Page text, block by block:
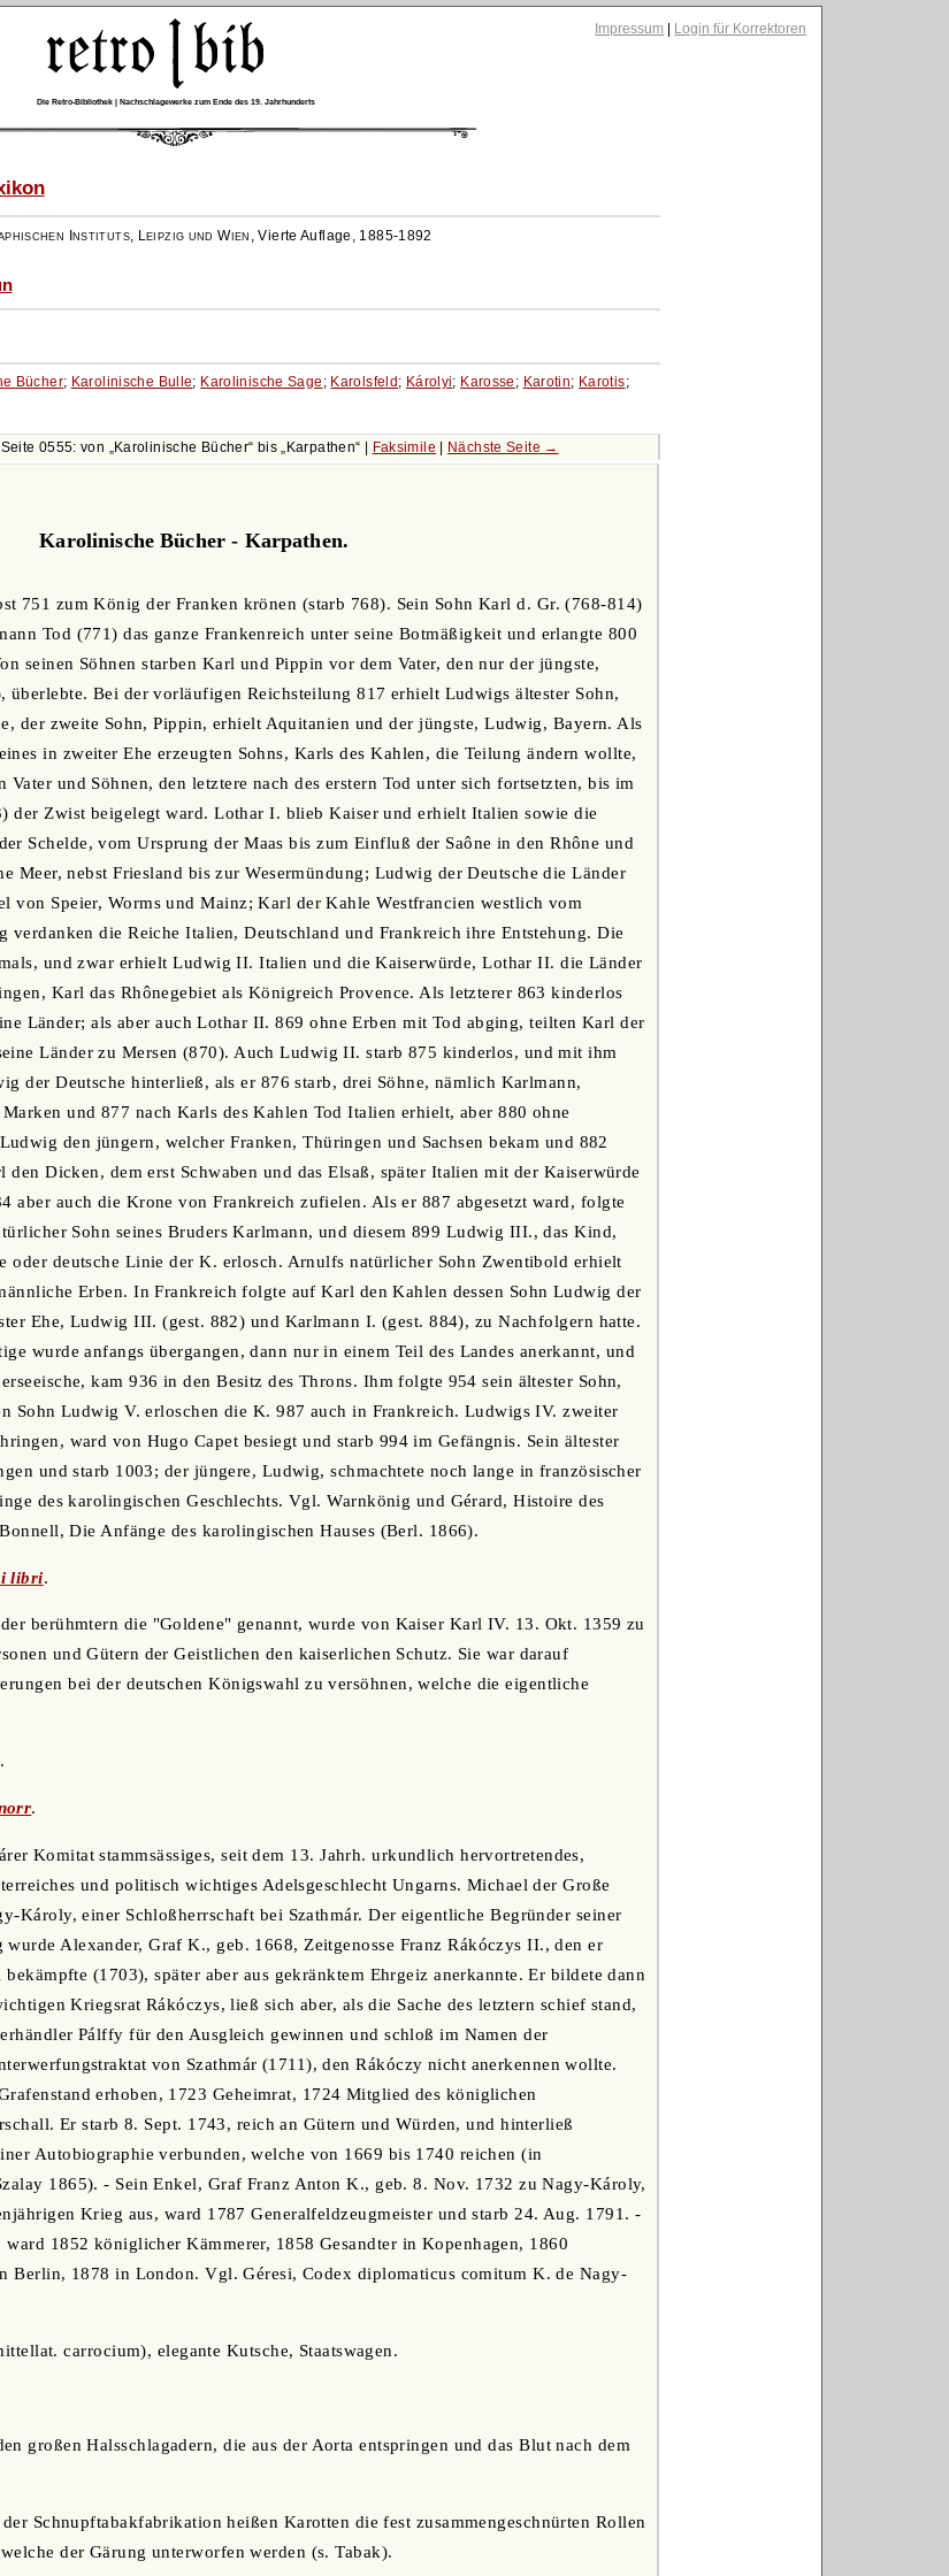
Impressum Login für Korrektoren
Die Retro-Bibliothek | Nachschlagewerke zum Ende des 19. Jahrhunderts
Instituts, Leipzig und Wien ,Vierte Auflage, 1885-1892
Bücher; Karolinische Bulle; Karolinische Sage ; Karolsfeld; Károlyi; Karosse ; Karotin; Karotis;
Seite 0555: von Karolinische Bücher bis Karpathen Faksimile Nächste Seite →
Karolinische Bücher - Karpathen.
751 zum König der Franken krönen (starb 768). Sein Sohn Karl d. Gr. (768-814)
Tod (771) das ganze Frankenreich unter seine Botmäßigkeit und erlangte 800
seinen Söhnen starben Karl und Pippin vor dem Vater, den nur der jüngste,
Bei der vorläufigen Reichsteilung 817 erhielt Ludwigs ältester Sohn,
der zweite Sohn, Pippin, erhielt Aquitanien und der jüngste, Ludwig, Bayern. Als
in zweiter Ehe erzeugten Sohns, Karls des Kahlen, die Teilung ändern wollte,
Vater und Söhnen, den letztere nach des erstern Tod unter sich fortsetzten, bis im
der Zwist beigelegt ward. Lothar I. blieb Kaiser und erhielt Italien sowie die
Schelde, vom Ursprung der Maas bis zum Einfluß der Saône in den Rhône und
Meer, nebst Friesland bis zur Wesermündung; Ludwig der Deutsche die Länder
von Speier, Worms und Mainz; Karl der Kahle Westfrancien westlich vom
verdanken die Reiche Italien, Deutschland und Frankreich ihre Entstehung. Die
und zwar erhielt Ludwig II. Italien und die Kaiserwürde, Lothar II. die Länder
Karl das Rhônegebiet als Königreich Provence. Als letzterer 863 kinderlos
Länder; als aber auch Lothar II. 869 ohne Erben mit Tod abging, teilten Karl der
Länder zu Mersen (870). Auch Ludwig II. starb 875 kinderlos, und mit ihm
der Deutsche hinterließ, als er 876 starb, drei Söhne, nämlich Karlmann,
und 877 nach Karls des Kahlen Tod Italien erhielt, aber 880 ohne
den jüngern, welcher Franken, Thüringen und Sachsen bekam und 882
Dicken, dem erst Schwaben und das Elsaß, später Italien mit der Kaiserwürde
aber auch die Krone von Frankreich zufielen. Als er 887 abgesetzt ward, folgte
Sohn seines Bruders Karlmann, und diesem 899 Ludwig III., das Kind,
oder deutsche Linie der K. erlosch. Arnulfs natürlicher Sohn Zwentibold erhielt
Erben. In Frankreich folgte auf Karl den Kahlen dessen Sohn Ludwig der
Ehe, Ludwig III. (gest. 882) und Karlmann I. (gest. 884), zu Nachfolgern hatte.
wurde anfangs übergangen, dann nur in einem Teil des Landes anerkannt, und
kam 936 in den Besitz des Throns. Ihm folgte 954 sein ältester Sohn,
Sohn Ludwig V. erloschen die K. 987 auch in Frankreich. Ludwigs IV. zweiter
ward von Hugo Capet besiegt und starb 994 im Gefängnis. Sein ältester
und starb 1003; der jüngere, Ludwig, schmachtete noch lange in französischer
des karolingischen Geschlechts. Vgl. Warnkönig und Gérard, Histoire des
Die Anfänge des karolingischen Hauses (Berl. 1866).
libri.
berühmtern die "Goldene" genannt, wurde von Kaiser Karl IV. 13. Okt. 1359 zu
und Gütern der Geistlichen den kaiserlichen Schutz. Sie war darauf
bei der deutschen Königswahl zu versöhnen, welche die eigentliche
.
.
Komitat stammsässiges, seit dem 13. Jahrh. urkundlich hervortretendes,
und politisch wichtiges Adelsgeschlecht Ungarns. Michael der Große
Károly, einer Schloßherrschaft bei Szathmár. Der eigentliche Begründer seiner
wurde Alexander, Graf K., geb. 1668, Zeitgenosse Franz Rákóczys II., den er
(1703), später aber aus gekränktem Ehrgeiz anerkannte. Er bildete dann
Kriegsrat Rákóczys, ließ sich aber, als die Sache des letztern schief stand,
Pálffy für den Ausgleich gewinnen und schloß im Namen der
von Szathmár (1711), den Rákóczy nicht anerkennen wollte.
erhoben, 1723 Geheimrat, 1724 Mitglied des königlichen
Er starb 8. Sept. 1743, reich an Gütern und Würden, und hinterließ
Autobiographie verbunden, welche von 1669 bis 1740 reichen (in
1865). - Sein Enkel, Graf Franz Anton K., geb. 8. Nov. 1732 zu Nagy-Károly,
Krieg aus, ward 1787 Generalfeldzeugmeister und starb 24. Aug. 1791. -
1852 königlicher Kämmerer, 1858 Gesandter in Kopenhagen, 1860
Berlin, 1878 in London. Vgl. Géresi, Codex diplomaticus comitum K. de Nagy-
carrocium), elegante Kutsche, Staatswagen.
großen Halsschlagadern, die aus der Aorta entspringen und das Blut nach dem
Schnupftabakfabrikation heißen Karotten die fest zusammengeschnürten Rollen
der Gärung unterworfen werden (s. Tabak).